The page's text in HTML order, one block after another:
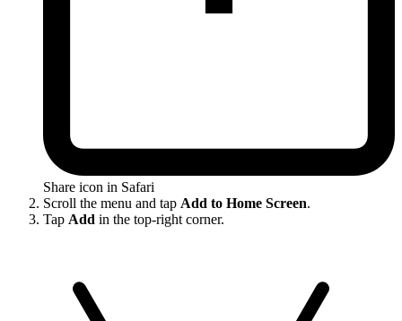
Share icon in Safari
Scroll the menu and tap Add to Home Screen.
Tap Add in the top-right corner.